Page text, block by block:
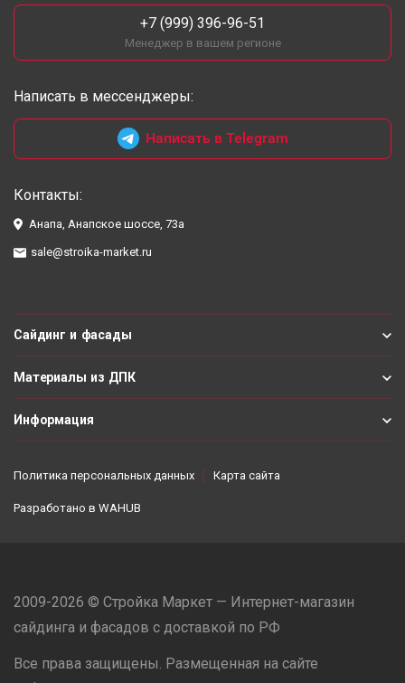
+7 (999) 396-96-51
Менеджер в вашем регионе
Написать в мессенджеры:
Написать в Telegram
Контакты:
Анапа, Анапское шоссе, 73а
sale@stroika-market.ru
Сайдинг и фасады
Материалы из ДПК
Информация
Политика персональных данных Карта сайта
Разработано в WAHUB
2009-2026 © Стройка Маркет — Интернет-магазин
сайдинга и фасадов с доставкой по РФ
Все права защищены. Размещенная на сайте